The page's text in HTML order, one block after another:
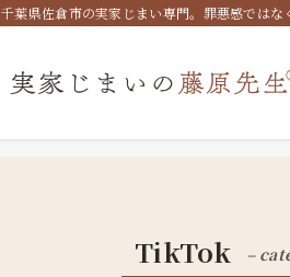
千葉県佐倉市の実家じまい専門。罪悪感では
TikTok –